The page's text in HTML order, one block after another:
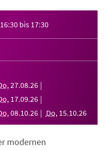
16:30 bis 17:30
, 27.08.26
, 17.09.26
, 08.10.26 Do, 15.10.26
modernen